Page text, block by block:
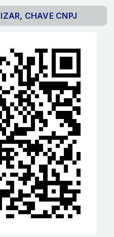
CHAVE CNPJ